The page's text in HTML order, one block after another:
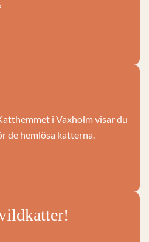
i Vaxholm visar du
de hemlösa katterna.